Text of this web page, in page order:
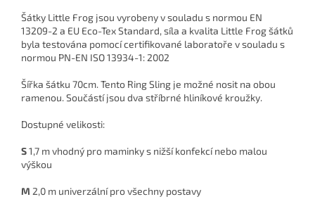
Šátky Little Frog jsou vyrobeny v souladu s normou EN
13209-2 a EU Eco-Tex Standard, síla a kvalita Little Frog šátků
byla testována pomocí certifikované laboratoře v souladu s
normou PN-EN ISO 13934-1: 2002
Šířka šátku 70cm. Tento Ring Sling je možné nosit na obou
ramenou. Součástí jsou dva stříbrné hliníkové kroužky.
Dostupné velikosti:
S1,7 m vhodný pro maminky s nižší konfekcí nebo malou
výškou
M 2,0 m univerzální pro všechny postavy